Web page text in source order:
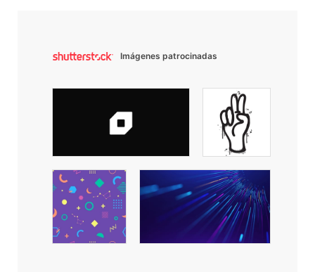
Imágenes patrocinadas